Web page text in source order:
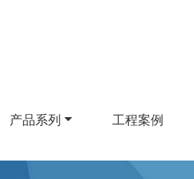
产品系列 工程案例